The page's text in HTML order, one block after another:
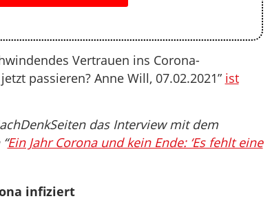
Vertrauen ins Corona-
passieren? Anne Will, 07.02.2021” ist
das Interview mit dem
Ein Jahr Corona und kein Ende: ‘Es fehlt eine
infiziert